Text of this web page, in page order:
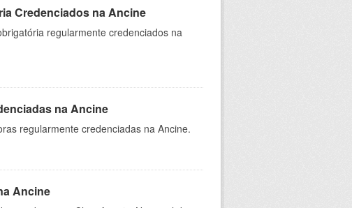
Credenciados na Ancine
regularmente credenciados na
na Ancine
regularmente credenciadas na Ancine.
Ancine